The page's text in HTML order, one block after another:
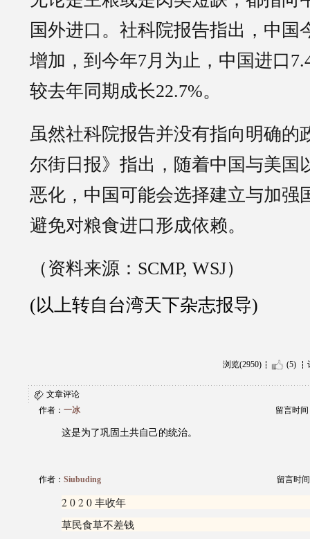
国外进口。社科院报告指出，中国
增加，到今年7月为止，中国进口
较去年同期成长22.7%。
虽然社科院报告并没有指向明确的
尔街日报》指出，随着中国与美国
恶化，中国可能会选择建立与加强
避免对粮食进口形成依赖。
（资料来源：SCMP, WSJ）
(以上转自台湾天下杂志报导)
浏览(2950) (5)
文章评论
作者： 一冰 留言时间
这是为了巩固土共自己的统治。
作者： Siubuding 留言时
2 0 2 0 丰收年
草民食草不差钱